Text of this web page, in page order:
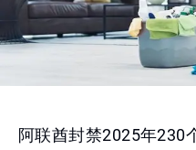
阿联酋封禁2025年230